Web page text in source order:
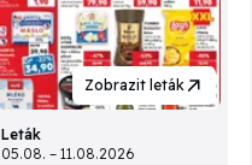
Zobrazit leták
Leták
05.08. – 11.08.2026